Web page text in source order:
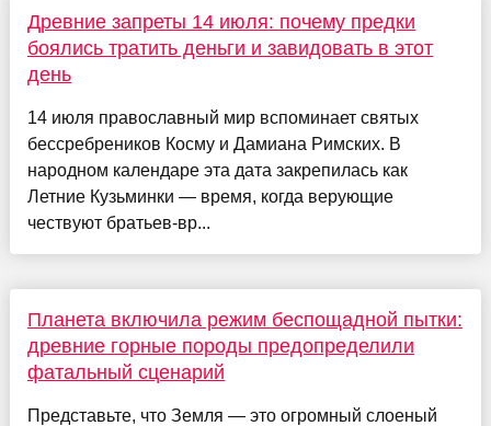
Древние запреты 14 июля: почему предки
боялись тратить деньги и завидовать в этот
день
14 июля православный мир вспоминает святых
бессребреников Косму и Дамиана Римских. В
народном календаре эта дата закрепилась как
Летние Кузьминки — время, когда верующие
чествуют братьев-вр...
Планета включила режим беспощадной пытки:
древние горные породы предопределили
фатальный сценарий
Представьте, что Земля — это огромный слоеный